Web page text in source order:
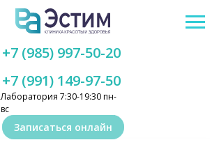
Лаборатория 7:30-19:30 пн-
вс
+7 (991) 149-97-50
+7 (985) 997-50-20
Записаться онлайн